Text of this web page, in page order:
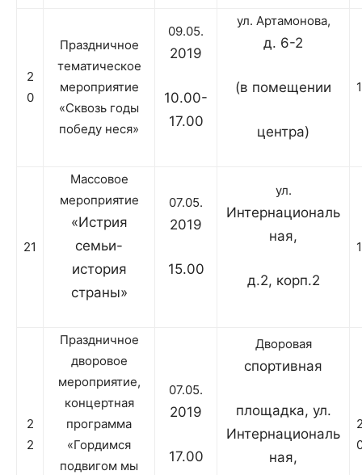
2
0
Праздничное
тематическое
мероприятие
«Сквозь годы
победу неся»
09.05.
2019
10.00-
17.00
ул. Артамонова,
д. 6-2
(в помещении
центра)
21
Массовое
мероприятие
«Истрия
семьи-
история
страны»
07.05.
2019
15.00
ул.
Интернациональ
ная,
д.2, корп.2
2
2
Праздничное
дворовое
мероприятие,
концертная
программа
«Гордимся
подвигом мы
07.05.
2019
17.00
Дворовая
спортивная
площадка, ул.
Интернациональ
ная,